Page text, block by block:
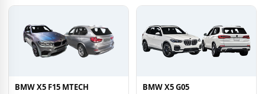
BMW X5 F15 MTECH BMW X5 G05